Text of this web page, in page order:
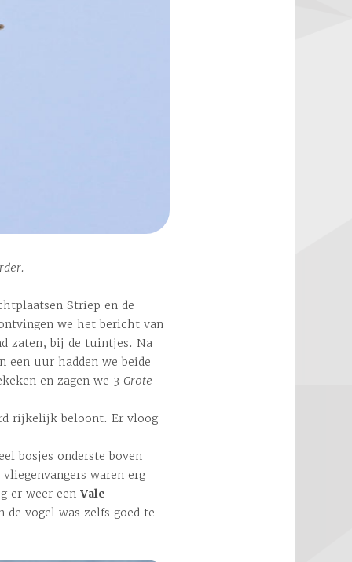
Striep en de
we het bericht van
zaten, bij de tuintjes. Na
een uur hadden we beide
en zagen we 3 Grote
rijkelijk beloont. Er vloog
bosjes onderste boven
waren erg
er weer eenVale
vogel was zelfs goed te